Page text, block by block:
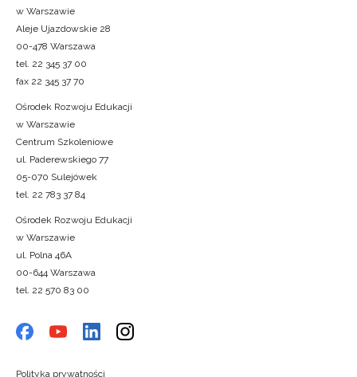
w Warszawie
Aleje Ujazdowskie 28
00-478 Warszawa
tel. 22 345 37 00
fax 22 345 37 70
Ośrodek Rozwoju Edukacji
w Warszawie
Centrum Szkoleniowe
ul. Paderewskiego 77
05-070 Sulejówek
tel. 22 783 37 84
Ośrodek Rozwoju Edukacji
w Warszawie
ul. Polna 46A
00-644 Warszawa
tel. 22 570 83 00
Polityka prywatności